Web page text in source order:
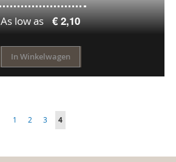
As low as € 2,10
In Winkelwagen
Pagina
Pagina
1 Pagina
2 Pagina
3
U
momenteel
4